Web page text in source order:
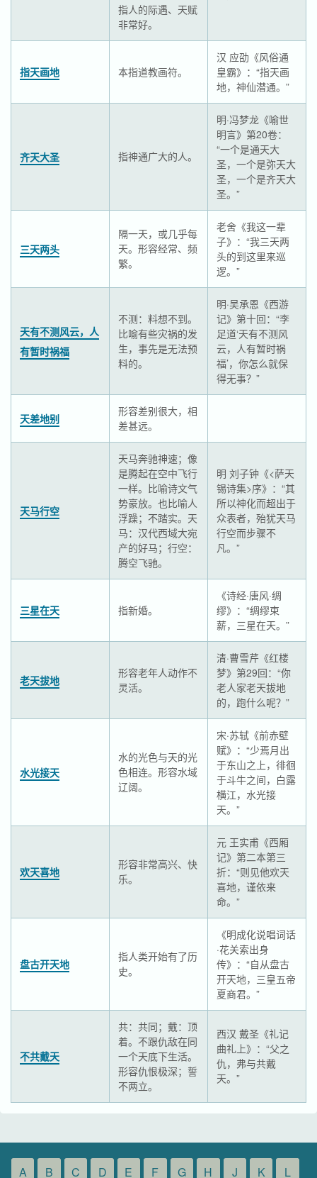
指人的际遇、天赋
非常好。
指天画地 本指道教画符。
汉 应劭《风俗通
皇霸》：“指天画
地，神仙潜通。”
齐天大圣 指神通广大的人。
明·冯梦龙《喻世
明言》第20卷：
“一个是通天大
圣，一个是弥天大
圣，一个是齐天大
圣。”
三天两头
隔一天，或几乎每
天。形容经常、频
繁。
老舍《我这一辈
子》：“我三天两
头的到这里来巡
逻。”
天有不测风云，人
有暂时祸福
不测：料想不到。
比喻有些灾祸的发
生，事先是无法预
料的。
明·吴承恩《西游
记》第十回：“李
足道‘天有不测风
云，人有暂时祸
福’，你怎么就保
得无事？”
天差地别
形容差别很大，相
差甚远。
天马行空
天马奔驰神速；像
是腾起在空中飞行
一样。比喻诗文气
势豪放。也比喻人
浮躁；不踏实。天
马：汉代西域大宛
产的好马；行空：
腾空飞驰。
明 刘子钟《<萨天
锡诗集>序》：“其
所以神化而超出于
众表者，殆犹天马
行空而步骤不
凡。”
三星在天 指新婚。
《诗经·唐风·绸
缪》：“绸缪束
薪，三星在天。”
老天拔地
形容老年人动作不
灵活。
清·曹雪芹《红楼
梦》第29回：“你
老人家老天拔地
的，跑什么呢？”
水光接天
水的光色与天的光
色相连。形容水域
辽阔。
宋·苏轼《前赤壁
赋》：“少焉月出
于东山之上，徘徊
于斗牛之间，白露
横江，水光接
天。”
欢天喜地
形容非常高兴、快
乐。
元 王实甫《西厢
记》第二本第三
折：“则见他欢天
喜地，谨依来
命。”
盘古开天地
指人类开始有了历
史。
《明成化说唱词话
·花关索出身
传》：“自从盘古
开天地，三皇五帝
夏商君。”
不共戴天
共：共同；戴：顶
着。不跟仇敌在同
一个天底下生活。
形容仇恨极深；誓
不两立。
西汉 戴圣《礼记
曲礼上》：“父之
仇，弗与共戴
天。”
A B C D E F G H J K L